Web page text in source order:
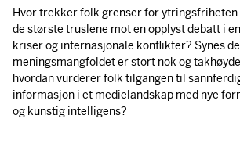
Hvor trekker folk grenser for ytringsfriheten
de største truslene mot en opplyst debatt i
kriser og internasjonale konflikter? Synes de
meningsmangfoldet er stort nok og
hvordan vurderer folk tilgangen til
informasjon i et medielandskap med nye
og kunstig intelligens?